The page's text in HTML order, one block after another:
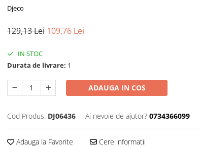
Djeco
129,13 Lei 109,76 Lei
IN STOC
Durata de livrare: 1
ADAUGA IN COS
Cod Produs: DJ06436 Ai nevoie de ajutor? 0734366099
Adauga la Favorite Cere informatii